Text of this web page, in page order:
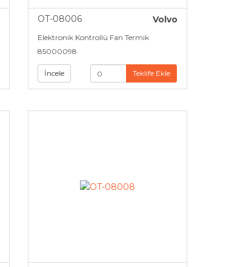
OT-08006 Volvo
Elektronik Kontrollü Fan Termik
85000098
İncele Teklife Ekle